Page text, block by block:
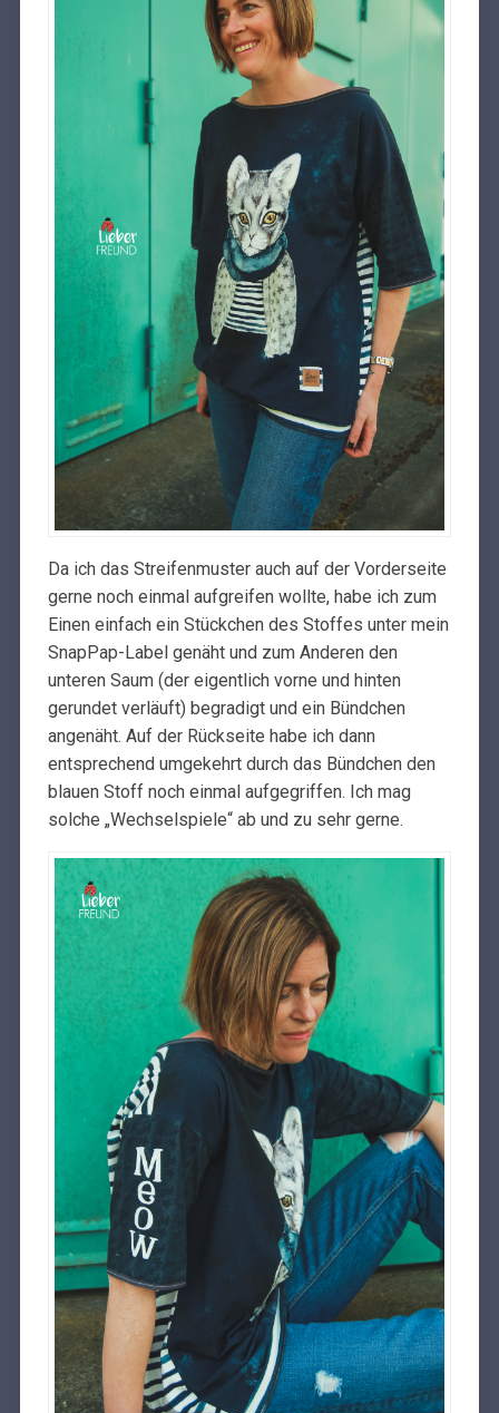
Da ich das Streifenmuster auch auf der Vorderseite
gerne noch einmal aufgreifen wollte, habe ich zum
Einen einfach ein Stückchen des Stoffes unter mein
SnapPap-Label genäht und zum Anderen den
unteren Saum (der eigentlich vorne und hinten
gerundet verläuft) begradigt und ein Bündchen
angenäht. Auf der Rückseite habe ich dann
entsprechend umgekehrt durch das Bündchen den
blauen Stoff noch einmal aufgegriffen. Ich mag
solche „Wechselspiele“ ab und zu sehr gerne.